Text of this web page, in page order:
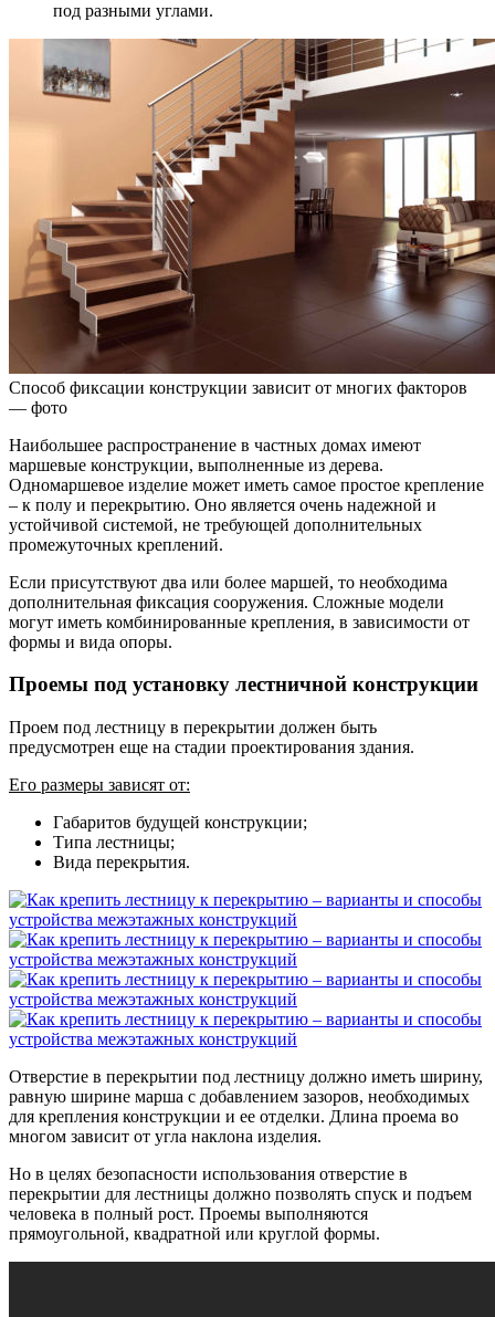
под разными углами.
Способ фиксации конструкции зависит от многих факторов
— фото
Наибольшее распространение в частных домах имеют
маршевые конструкции, выполненные из дерева.
Одномаршевое изделие может иметь самое простое крепление
– к полу и перекрытию. Оно является очень надежной и
устойчивой системой, не требующей дополнительных
промежуточных креплений.
Если присутствуют два или более маршей, то необходима
дополнительная фиксация сооружения. Сложные модели
могут иметь комбинированные крепления, в зависимости от
формы и вида опоры.
Проемы под установку лестничной конструкции
Проем под лестницу в перекрытии должен быть
предусмотрен еще на стадии проектирования здания.
Его размеры зависят от:
Габаритов будущей конструкции;
Типа лестницы;
Вида перекрытия.
Отверстие в перекрытии под лестницу должно иметь ширину,
равную ширине марша с добавлением зазоров, необходимых
для крепления конструкции и ее отделки. Длина проема во
многом зависит от угла наклона изделия.
Но в целях безопасности использования отверстие в
перекрытии для лестницы должно позволять спуск и подъем
человека в полный рост. Проемы выполняются
прямоугольной, квадратной или круглой формы.